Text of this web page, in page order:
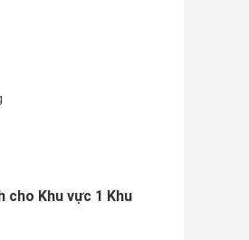
cho Khu vực 1 Khu